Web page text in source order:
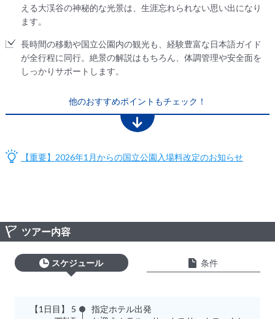
える大渓谷の神秘的な光景は、生涯忘れられない思い出になり
ます。
長時間の移動や国立公園内の観光も、経験豊富な日本語ガイド
が全行程に同行。絶景の解説はもちろん、体調管理や安全面を
しっかりサポートします。
他のおすすめポイントもチェック！
【重要】2026年1月からの国立公園入場料改定のお知らせ
ツアー内容
スケジュール 条件
【1日目】 5
指定ホテル出発